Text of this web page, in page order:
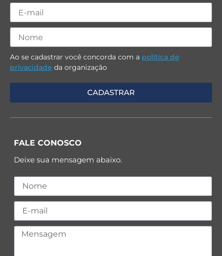
Ao se cadastrar você concorda com a política de
privacidade da organização
FALE CONOSCO
Deixe sua mensagem abaixo.